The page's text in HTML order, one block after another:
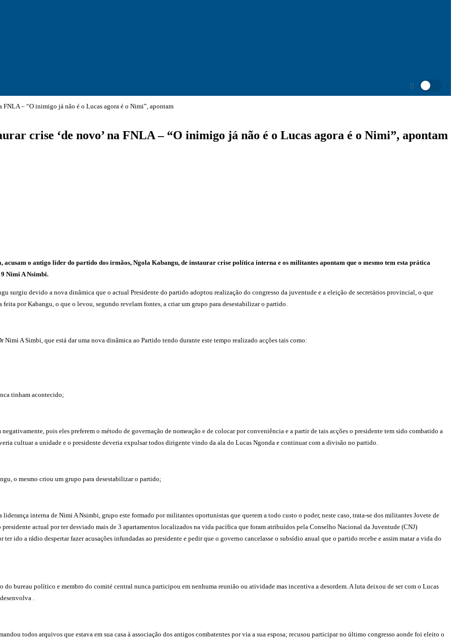
– “O inimigo já não é o Lucas agora é o Nimi”, apontam
crise ‘de novo’ na FNLA – “O inimigo já não é o Lucas agora é o Nimi”, apontam
o antigo líder do partido dos irmãos, Ngola Kabangu, de instaurar crise política interna e os militantes apontam que o mesmo tem esta prática
Nimi A Nsimbi.
surgiu devido a nova dinâmica que o actual Presidente do partido adoptou realização do congresso da juventude e a eleição de secretários provincial, o que
por Kabangu, o que o levou, segundo revelam fontes, a criar um grupo para desestabilizar o partido.
A Simbi, que está dar uma nova dinâmica ao Partido tendo durante este tempo realizado acções tais como:
tinham acontecido;
pois eles preferem o método de governação de nomeação e de colocar por conveniência e a partir de tais acções o presidente tem sido combatido a
cultuar a unidade e o presidente deveria expulsar todos dirigente vindo da ala do Lucas Ngonda e continuar com a divisão no partido.
o mesmo criou um grupo para desestabilizar o partido;
interna de Nimi A Nsimbi, grupo este formado por militantes oportunistas que querem a todo custo o poder, neste caso, trata-se dos militantes Jovete de
actual por ter desviado mais de 3 apartamentos localizados na vida pacífica que foram atribuídos pela Conselho Nacional da Juventude (CNJ)
ido a rádio despertar fazer acusações infundadas ao presidente e pedir que o governo cancelasse o subsídio anual que o partido recebe e assim matar a vida do
bureau político e membro do comité central nunca participou em nenhuma reunião ou atividade mas incentiva a desordem. A luta deixou de ser com o Lucas
.
todos arquivos que estava em sua casa à associação dos antigos combatentes por via a sua esposa; recusou participar no último congresso aonde foi eleito o